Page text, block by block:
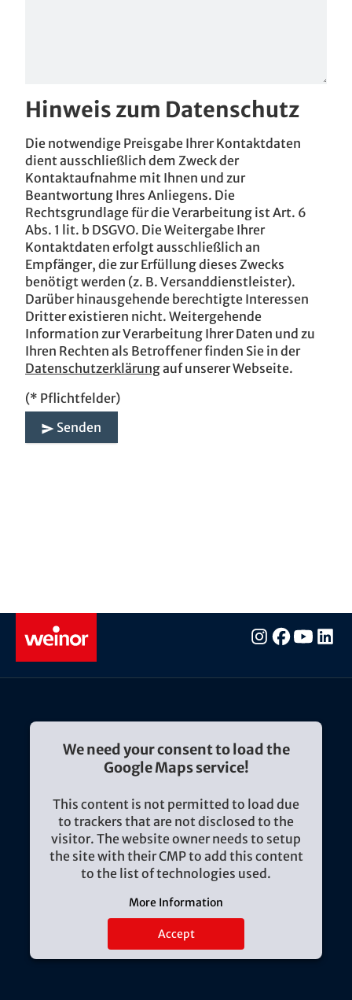
Hinweis zum Datenschutz
Die notwendige Preisgabe Ihrer Kontaktdaten
dient ausschließlich dem Zweck der
Kontaktaufnahme mit Ihnen und zur
Beantwortung Ihres Anliegens. Die
Rechtsgrundlage für die Verarbeitung ist Art. 6
Abs. 1 lit. b DSGVO. Die Weitergabe Ihrer
Kontaktdaten erfolgt ausschließlich an
Empfänger, die zur Erfüllung dieses Zwecks
benötigt werden (z. B. Versanddienstleister).
Darüber hinausgehende berechtigte Interessen
Dritter existieren nicht. Weitergehende
Information zur Verarbeitung Ihrer Daten und zu
Ihren Rechten als Betroffener finden Sie in der
Datenschutzerklärungauf unserer Webseite.
(* Pflichtfelder)
Senden
We need your consent to load the
Google Maps service!
This content is not permitted to load due
to trackers that are not disclosed to the
visitor. The website owner needs to setup
the site with their CMP to add this content
to the list of technologies used.
More Information
Accept